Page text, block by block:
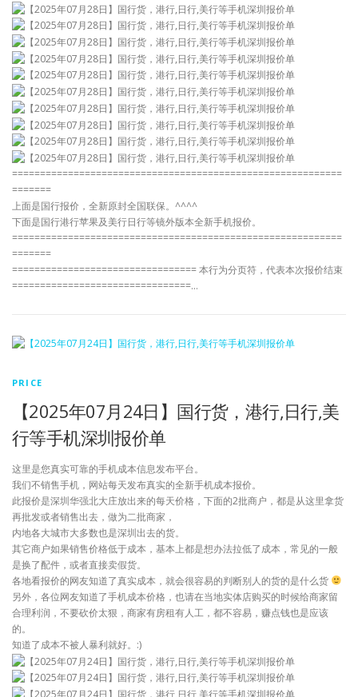
===========================================================
=======
上面是国行报价，全新原封全国联保。^^^^
下面是国行港行苹果及美行日行等镜外版本全新手机报价。
===========================================================
=======
================================= 本行为分页符，代表本次报价结束
================================…
PRICE
【2025年07月24日】国行货，港行,日行,美
行等手机深圳报价单
这里是您真实可靠的手机成本信息发布平台。
我们不销售手机，网站每天发布真实的全新手机成本报价。
此报价是深圳华强北大庄放出来的每天价格，下面的2批商户，都是从这里拿货
再批发或者销售出去，做为二批商家，
内地各大城市大多数也是深圳出去的货。
其它商户如果销售价格低于成本，基本上都是想办法拉低了成本，常见的一般
是换了配件，或者直接卖假货。
各地看报价的网友知道了真实成本，就会很容易的判断别人的货的是什么货
另外，各位网友知道了手机成本价格，也请在当地实体店购买的时候给商家留
合理利润，不要砍价太狠，商家有房租有人工，都不容易，赚点钱也是应该
的。
知道了成本不被人暴利就好。:)